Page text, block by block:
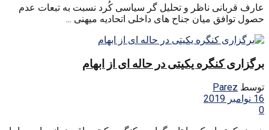
عارف قربانی ناظر و تحلیل گر سیاسی کُرد نسبت به‌ تبعات عدم
حصول توافق میان جناح های داخلی اتحادیه‌ میهنی ...
برگزاری کنگره یکیتی در حاله ای از ابهام
توسط Parez
16 نوامبر 2019
0